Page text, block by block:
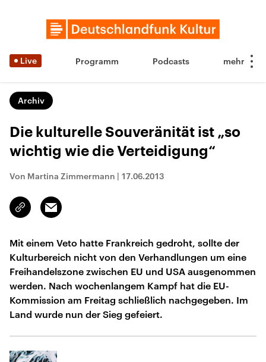
Live Programm Podcasts
Archiv
Die kulturelle Souveränität ist „so
wichtig wie die Verteidigung“
Von Martina Zimmermann | 17.06.2013
Link
kopieren/teilen
Email
Mit einem Veto hatte Frankreich gedroht, sollte der
Kulturbereich nicht von den Verhandlungen um eine
Freihandelszone zwischen EU und USA ausgenommen
werden. Nach wochenlangem Kampf hat die EU-
Kommission am Freitag schließlich nachgegeben. Im
Land wurde nun der Sieg gefeiert.